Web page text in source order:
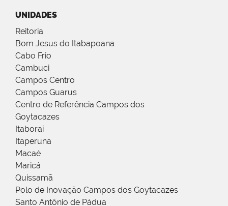
UNIDADES
Reitoria
Bom Jesus do Itabapoana
Cabo Frio
Cambuci
Campos Centro
Campos Guarus
Centro de Referência Campos dos
Goytacazes
Itaboraí
Itaperuna
Macaé
Maricá
Quissamã
Polo de Inovação Campos dos Goytacazes
Santo Antônio de Pádua